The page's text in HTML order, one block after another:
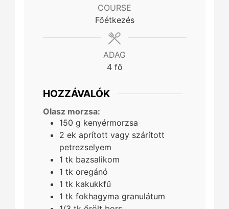
COURSE
Főétkezés
ADAG
4 fő
HOZZÁVALÓK
Olasz morzsa:
150 g kenyérmorzsa
2 ek aprított vagy szárított
petrezselyem
1 tk bazsalikom
1 tk oregánó
1 tk kakukkfű
1 tk fokhagyma granulátum